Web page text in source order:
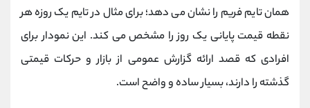
همان تایم فریم را نشان می‌ دهد؛ برای مثال در تایم یک روزه هر
نقطه قیمت پایانی یک روز را مشخص می‌ کند. این نمودار برای
افرادی که قصد ارائه گزارش عمومی از بازار و حرکات قیمتی
گذشته را دارند، بسیار ساده و واضح است.